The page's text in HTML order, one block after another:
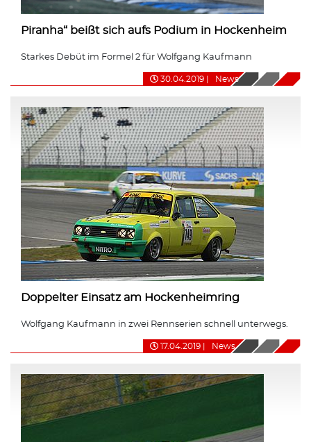
Piranha“ beißt sich aufs Podium in Hockenheim
Starkes Debüt im Formel 2 für Wolfgang Kaufmann
30.04.2019 News
Doppelter Einsatz am Hockenheimring
Wolfgang Kaufmann in zwei Rennserien schnell unterwegs.
17.04.2019 News